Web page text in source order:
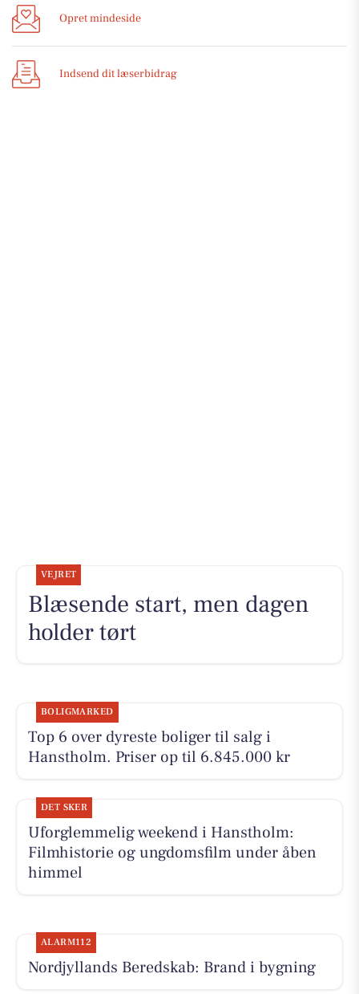
Opret mindeside
Indsend dit læserbidrag
VEJRET
Blæsende start, men dagen
holder tørt
BOLIGMARKED
Top 6 over dyreste boliger til salg i
Hanstholm. Priser op til 6.845.000 kr
DET SKER
Uforglemmelig weekend i Hanstholm:
Filmhistorie og ungdomsfilm under åben
himmel
ALARM112
Nordjyllands Beredskab: Brand i bygning